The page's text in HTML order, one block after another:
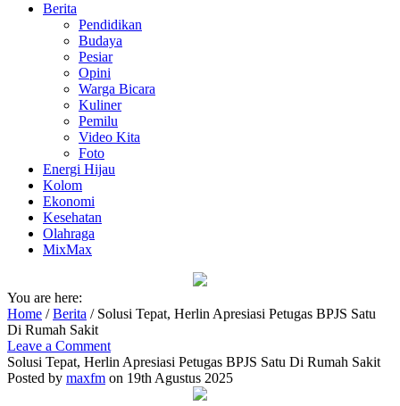
Berita
Pendidikan
Budaya
Pesiar
Opini
Warga Bicara
Kuliner
Pemilu
Video Kita
Foto
Energi Hijau
Kolom
Ekonomi
Kesehatan
Olahraga
MixMax
You are here:
Home /Berita / Solusi Tepat, Herlin Apresiasi Petugas BPJS Satu
Di Rumah Sakit
Leave a Comment
Solusi Tepat, Herlin Apresiasi Petugas BPJS Satu Di Rumah Sakit
Posted by maxfm on 19th Agustus 2025